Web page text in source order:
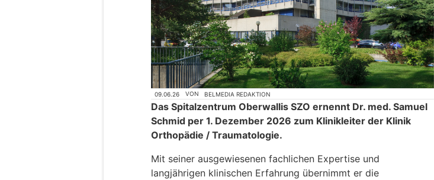
09.06.26 VON BELMEDIA REDAKTION
Das Spitalzentrum Oberwallis SZO ernennt Dr. med. Samuel
Schmid per 1. Dezember 2026 zum Klinikleiter der Klinik
Orthopädie / Traumatologie.
Mit seiner ausgewiesenen fachlichen Expertise und
langjährigen klinischen Erfahrung übernimmt er die